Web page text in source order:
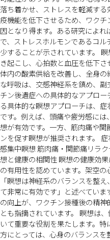
落ち着かせ、ストレスを軽減す
疫機能を低下させるため、ワク
因となり得ます。ある研究によ
で、ストレスホルモンであるコ
少することが示されています。
き起こし、心拍数と血圧を低下さ
体内の酸素供給を改善し、全身
な呼吸は、交感神経系を鎮め、
チン後遺症への具体的なアプロ
る具体的な瞑想アプローチは、
です。例えば、頭痛や疲労感に
想が有効です。一方、筋肉痛や関
ンを促す瞑想が推奨されます。
感集中瞑想 筋肉痛・関節痛リラ
想と健康の相関性 瞑想の健康効
の有用性を認めています。架空の
「瞑想は神経系のバランスを整
て非常に有効です」と述べてい
の向上が、ワクチン接種後の精
とも指摘されています。 瞑想は
いて重要な役割を果たします。
方にとっては、心身のバランスを